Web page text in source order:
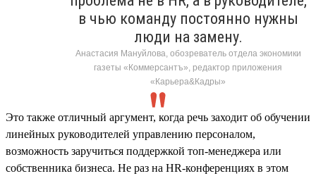
в чью команду постоянно нужны
люди на замену.
Анастасия Мануйлова, обозреватель отдела экономики
газеты «Коммерсантъ», редактор приложения
«Карьера&Кадры»
Это также отличный аргумент, когда речь заходит об обучении
линейных руководителей управлению персоналом,
возможность заручиться поддержкой топ-менеджера или
собственника бизнеса. Не раз на HR-конференциях в этом